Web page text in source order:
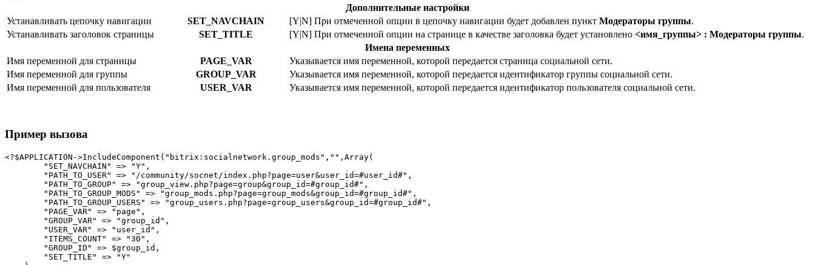
Дополнительные настройки
Устанавливать цепочку навигации
SET_NAVCHAIN [Y|N] При отмеченной опции в цепочку навигации будет добавлен пункт Модераторы группы.
Устанавливать заголовок страницы
SET_TITLE [Y|N] При отмеченной опции на странице в качестве заголовка будет установлено <имя_группы> : Модераторы группы.
Имена переменных
Имя переменной для страницы
PAGE_VAR
Указывается имя переменной, которой передается страница социальной сети.
Имя переменной для группы
GROUP_VAR
Указывается имя переменной, которой передается идентификатор группы социальной сети.
Имя переменной для пользователя
USER_VAR Указывается имя переменной, которой передается идентификатор пользователя социальной сети.
Пример вызова
<?$APPLICATION->IncludeComponent("bitrix:socialnetwork.group_mods","",Array(
        "SET_NAVCHAIN" => "Y",
        "PATH_TO_USER" => "/community/socnet/index.php?page=user&user_id=#user_id#",
        "PATH_TO_GROUP" => "group_view.php?page=group&group_id=#group_id#",
        "PATH_TO_GROUP_MODS" => "group_mods.php?page=group_mods&group_id=#group_id#",
        "PATH_TO_GROUP_USERS" => "group_users.php?page=group_users&group_id=#group_id#",
        "PAGE_VAR" => "page",
        "GROUP_VAR" => "group_id",
        "USER_VAR" => "user_id",
        "ITEMS_COUNT" => "30",
        "GROUP_ID" => $group_id,
        "SET_TITLE" => "Y"